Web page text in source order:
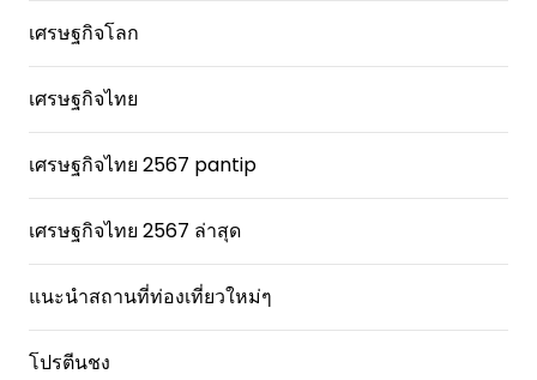
เศรษฐกิจโลก
เศรษฐกิจไทย
เศรษฐกิจไทย 2567 pantip
เศรษฐกิจไทย 2567 ล่าสุด
แนะนำสถานที่ท่องเที่ยวใหม่ๆ
โปรตีนชง